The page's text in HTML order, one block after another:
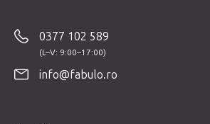
0377 102 589
info@fabulo.ro